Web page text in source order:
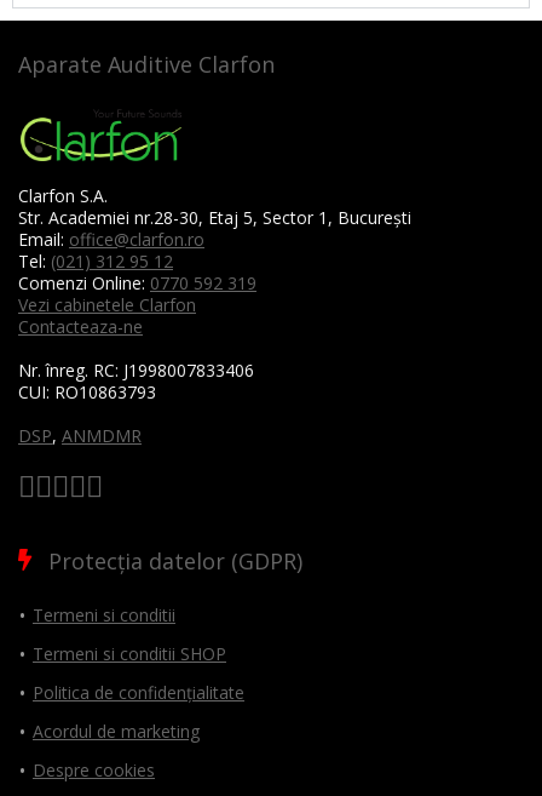
Aparate Auditive Clarfon
Clarfon S.A.
Str. Academiei nr.28-30, Etaj 5, Sector 1, București
Email: office@clarfon.ro
Tel: (021) 312 95 12
Comenzi Online: 0770 592 319
Vezi cabinetele Clarfon
Contacteaza-ne
Nr. înreg. RC: J1998007833406
CUI: RO10863793
DSP, ANMDMR
Protecția datelor (GDPR)
Termeni si conditii
Termeni si conditii SHOP
Politica de confidențialitate
Acordul de marketing
Despre cookies